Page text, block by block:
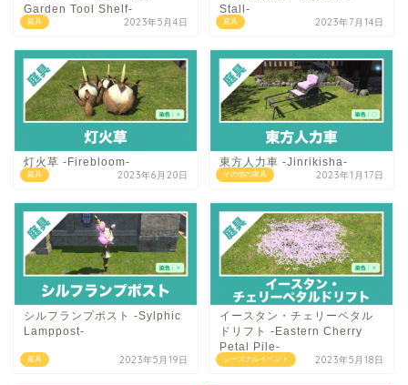
庭具
Garden Tool Shelf-
2023年5月4日 庭具
Stall-
2023年7月14日
庭具
灯火草 -Firebloom-
2023年6月20日 その他の家具
東方人力車 -Jinrikisha-
2023年1月17日
庭具
シルフランプポスト -Sylphic
Lamppost-
2023年5月19日 シーズナルイベント
イースタン・チェリーペタル
ドリフト -Eastern Cherry
Petal Pile-
2023年5月18日